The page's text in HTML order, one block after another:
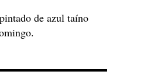
de azul taíno